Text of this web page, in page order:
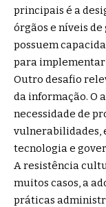
principais é a
órgãos e níveis
possuem
para
Outro desafio
da informação. O
necessidade de
vulnerabilidades,
tecnologia e
A resistência
muitos casos, a
práticas